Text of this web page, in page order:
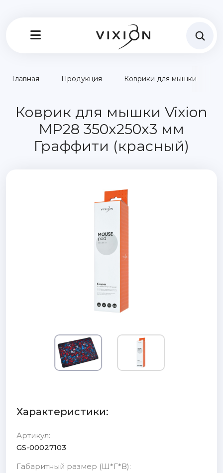
Главная Продукция Коврики для мышки
Коврик для мышки Vixion
MP28 350x250x3 мм
Граффити (красный)
Характеристики:
Артикул:
GS-00027103
Габаритный размер (Ш*Г*В):